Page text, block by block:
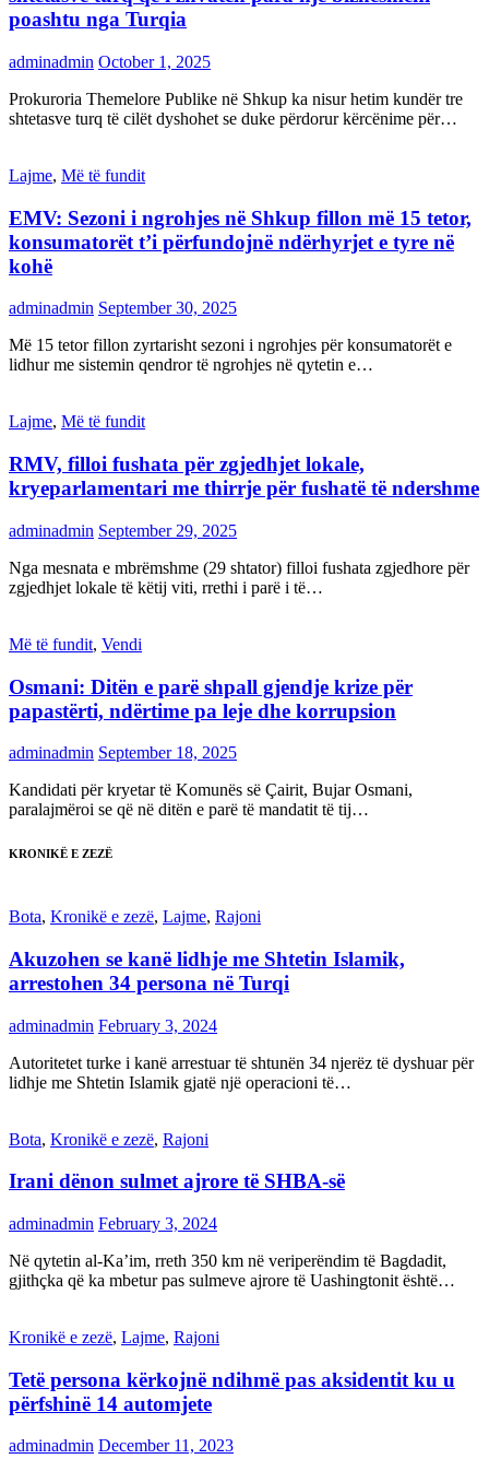
poashtu nga Turqia
adminadmin October 1, 2025
Prokuroria Themelore Publike në Shkup ka nisur hetim kundër tre
shtetasve turq të cilët dyshohet se duke përdorur kërcënime për…
Lajme, Më të fundit
EMV: Sezoni i ngrohjes në Shkup fillon më 15 tetor,
konsumatorët t’i përfundojnë ndërhyrjet e tyre në
kohë
adminadmin September 30, 2025
Më 15 tetor fillon zyrtarisht sezoni i ngrohjes për konsumatorët e
lidhur me sistemin qendror të ngrohjes në qytetin e…
Lajme, Më të fundit
RMV, filloi fushata për zgjedhjet lokale,
kryeparlamentari me thirrje për fushatë të ndershme
adminadmin September 29, 2025
Nga mesnata e mbrëmshme (29 shtator) filloi fushata zgjedhore për
zgjedhjet lokale të këtij viti, rrethi i parë i të…
Më të fundit, Vendi
Osmani: Ditën e parë shpall gjendje krize për
papastërti, ndërtime pa leje dhe korrupsion
adminadmin September 18, 2025
Kandidati për kryetar të Komunës së Çairit, Bujar Osmani,
paralajmëroi se që në ditën e parë të mandatit të tij…
KRONIKË E ZEZË
Bota, Kronikë e zezë, Lajme, Rajoni
Akuzohen se kanë lidhje me Shtetin Islamik,
arrestohen 34 persona në Turqi
adminadmin February 3, 2024
Autoritetet turke i kanë arrestuar të shtunën 34 njerëz të dyshuar për
lidhje me Shtetin Islamik gjatë një operacioni të…
Bota, Kronikë e zezë, Rajoni
Irani dënon sulmet ajrore të SHBA-së
adminadmin February 3, 2024
Në qytetin al-Ka’im, rreth 350 km në veriperëndim të Bagdadit,
gjithçka që ka mbetur pas sulmeve ajrore të Uashingtonit është…
Kronikë e zezë, Lajme, Rajoni
Tetë persona kërkojnë ndihmë pas aksidentit ku u
përfshinë 14 automjete
adminadmin December 11, 2023